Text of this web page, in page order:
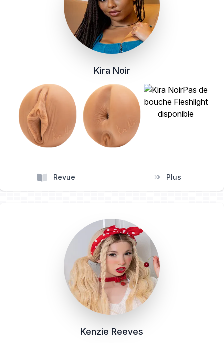
Kira Noir
Revue Plus
Kenzie Reeves